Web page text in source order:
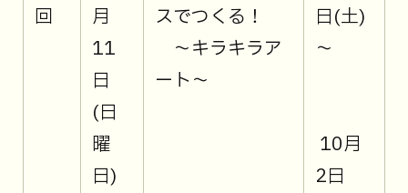
回
月
11
日
(日
曜
日)
スでつくる！
～キラキラア
ート～
日(土)
～
10月
2日